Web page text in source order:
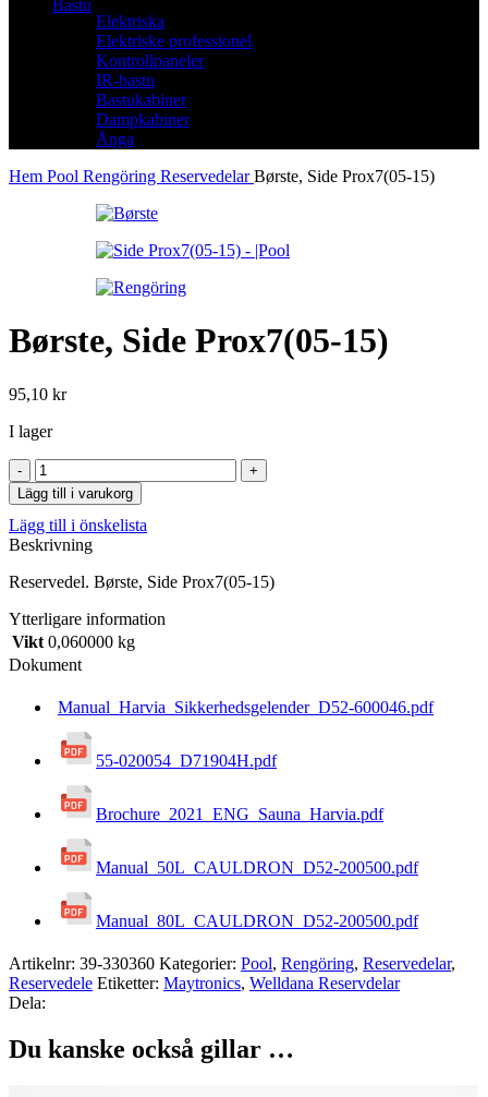
Bastu
Elektriska
Elektriske professionel
Kontrollpaneler
IR-bastu
Bastukabiner
Dampkabiner
Ånga
Hem Pool Rengöring ReservedelarBørste, Side Prox7(05-15)
Børste, Side Prox7(05-15)
95,10 kr
I lager
Børste,
Side
Prox7(05-
15)
mängd
Lägg till i varukorg
Lägg till i önskelista
Beskrivning
Reservedel. Børste, Side Prox7(05-15)
Ytterligare information
Vikt 0,060000 kg
Dokument
Manual_Harvia_Sikkerhedsgelender_D52-600046.pdf
55-020054_D71904H.pdf
Brochure_2021_ENG_Sauna_Harvia.pdf
Manual_50L_CAULDRON_D52-200500.pdf
Manual_80L_CAULDRON_D52-200500.pdf
Artikelnr: 39-330360 Kategorier: Pool, Rengöring, Reservedelar,
Reservedele Etiketter: Maytronics, Welldana Reservdelar
Dela:
Du kanske också gillar …